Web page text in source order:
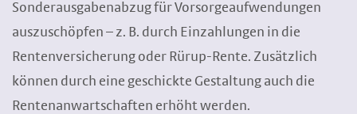
Sonderausgabenabzug für Vorsorgeaufwendungen
auszuschöpfen – z. B. durch Einzahlungen in die
Rentenversicherung oder Rürup-Rente. Zusätzlich
können durch eine geschickte Gestaltung auch die
Rentenanwartschaften erhöht werden.